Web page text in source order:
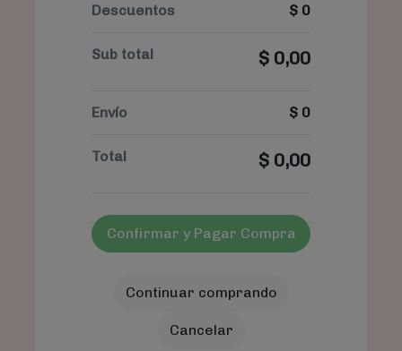
Descuentos $ 0
Sub total $ 0,00
Envío $ 0
Total $ 0,00
Confirmar y Pagar Compra
Continuar comprando
Cancelar